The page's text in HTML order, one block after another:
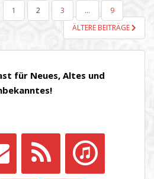
1 2 3 …
9
ÄLTERE BEITRÄGE
für Neues, Altes und